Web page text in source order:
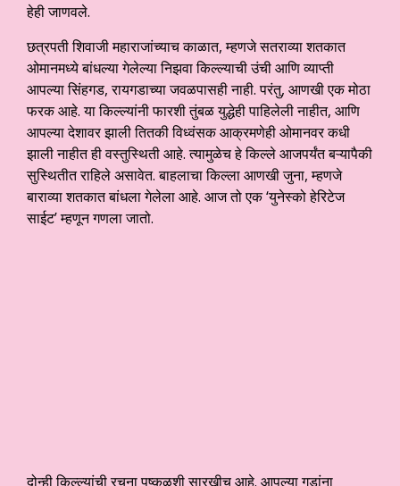
हेही जाणवले.
छत्रपती शिवाजी महाराजांच्याच काळात, म्हणजे सतराव्या शतकात
ओमानमध्ये बांधल्या गेलेल्या निझवा किल्ल्याची उंची आणि व्याप्ती
आपल्या सिंहगड, रायगडाच्या जवळपासही नाही. परंतु, आणखी एक मोठा
फरक आहे. या किल्ल्यांनी फारशी तुंबळ युद्धेही पाहिलेली नाहीत, आणि
आपल्या देशावर झाली तितकी विध्वंसक आक्रमणेही ओमानवर कधी
झाली नाहीत ही वस्तुस्थिती आहे. त्यामुळेच हे किल्ले आजपर्यंत बऱ्यापैकी
सुस्थितीत राहिले असावेत. बाहलाचा किल्ला आणखी जुना, म्हणजे
बाराव्या शतकात बांधला गेलेला आहे. आज तो एक ‘युनेस्को हेरिटेज
साईट’ म्हणून गणला जातो.
दोन्ही किल्ल्यांची रचना पुष्कळशी सारखीच आहे. आपल्या गडांना